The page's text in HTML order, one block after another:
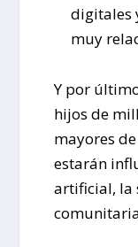
digitales
muy
Y por
hijos de
mayores
estarán
artificial, la